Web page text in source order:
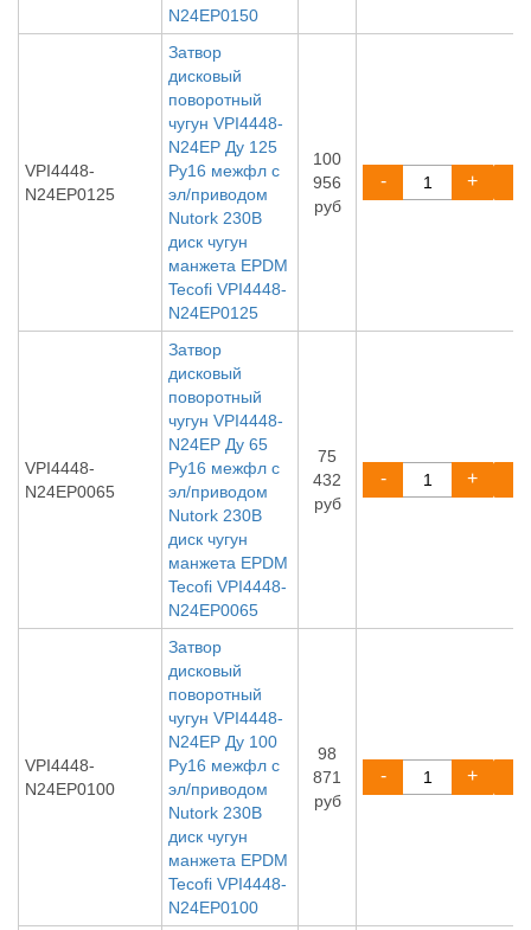
N24EP0150
VPI4448-
N24EP0125
Затвор
дисковый
поворотный
чугун VPI4448-
N24EP Ду 125
Ру16 межфл с
эл/приводом
Nutork 230В
диск чугун
манжета EPDM
Tecofi VPI4448-
N24EP0125
100
956
руб
- +
VPI4448-
N24EP0065
Затвор
дисковый
поворотный
чугун VPI4448-
N24EP Ду 65
Ру16 межфл с
эл/приводом
Nutork 230В
диск чугун
манжета EPDM
Tecofi VPI4448-
N24EP0065
75
432
руб
- +
VPI4448-
N24EP0100
Затвор
дисковый
поворотный
чугун VPI4448-
N24EP Ду 100
Ру16 межфл с
эл/приводом
Nutork 230В
диск чугун
манжета EPDM
Tecofi VPI4448-
N24EP0100
98
871
руб
- +